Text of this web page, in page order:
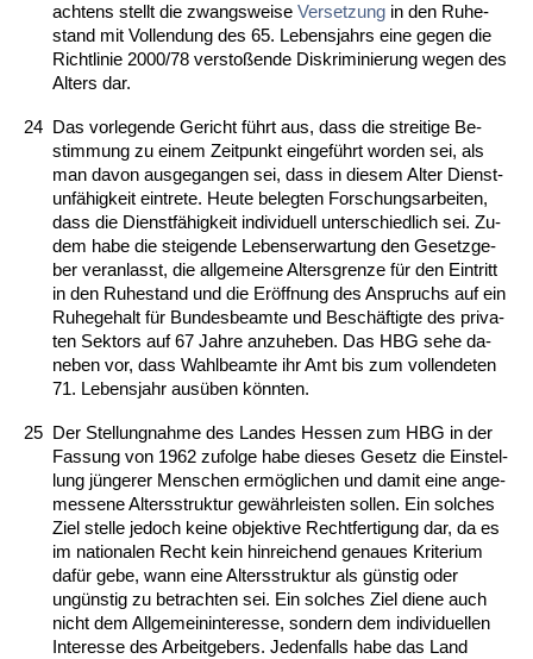
ach­tens stellt die zwangs­wei­se Ver­set­zung in den Ru­he­
stand mit Voll­endung des 65. Le­bens­jahrs ei­ne ge­gen die
Richt­li­nie 2000/78 ver­s­toßen­de Dis­kri­mi­nie­rung we­gen des
Al­ters dar.
24 Das vor­le­gen­de Ge­richt führt aus, dass die strei­ti­ge Be­
stim­mung zu ei­nem Zeit­punkt ein­geführt wor­den sei, als
man da­von aus­ge­gan­gen sei, dass in die­sem Al­ter Dienst­
unfähig­keit ein­tre­te. Heu­te be­leg­ten For­schungs­ar­bei­ten,
dass die Dienstfähig­keit in­di­vi­du­ell un­ter­schied­lich sei. Zu­
dem ha­be die stei­gen­de Le­bens­er­war­tung den Ge­setz­ge­
ber ver­an­lasst, die all­ge­mei­ne Al­ters­gren­ze für den Ein­tritt
in den Ru­he­stand und die Eröff­nung des An­spruchs auf ein
Ru­he­ge­halt für Bun­des­be­am­te und Beschäftig­te des pri­va­
ten Sek­tors auf 67 Jah­re an­zu­he­ben. Das HBG se­he da­
ne­ben vor, dass Wahl­be­am­te ihr Amt bis zum voll­ende­ten
71. Le­bens­jahr ausüben könn­ten.
25 Der Stel­lung­nah­me des Lan­des Hes­sen zum HBG in der
Fas­sung von 1962 zu­fol­ge ha­be die­ses Ge­setz die Ein­stel­
lung jünge­rer Men­schen ermögli­chen und da­mit ei­ne an­ge­
mes­se­ne Al­ters­struk­tur gewähr­leis­ten sol­len. Ein sol­ches
Ziel stel­le je­doch kei­ne ob­jek­ti­ve Recht­fer­ti­gung dar, da es
im na­tio­na­len Recht kein hin­rei­chend ge­nau­es Kri­te­ri­um
dafür ge­be, wann ei­ne Al­ters­struk­tur als güns­tig oder
ungüns­tig zu be­trach­ten sei. Ein sol­ches Ziel die­ne auch
nicht dem All­ge­mein­in­ter­es­se, son­dern dem in­di­vi­du­el­len
In­ter­es­se des Ar­beit­ge­bers. Je­den­falls ha­be das Land